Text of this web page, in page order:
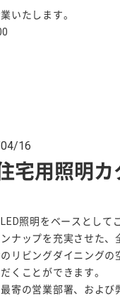
いたします。
16
宅用照明
照明をベースとし
ナップを充実させた、
リビングダイニング
くことができます。
寄の営業部署、および